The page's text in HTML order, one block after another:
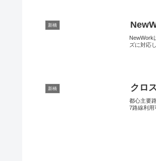
新橋
NewWork
ズに対応
新橋 クロ
都心主要
7路線利用